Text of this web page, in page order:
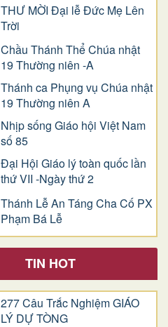
THƯ MỜI Đại lễ Đức Mẹ Lên
Trời
Chầu Thánh Thể Chúa nhật
19 Thường niên -A
Thánh ca Phụng vụ Chúa nhật
19 Thường niên A
Nhịp sống Giáo hội Việt Nam
số 85
Đại Hội Giáo lý toàn quốc lần
thứ VII -Ngày thứ 2
Thánh Lễ An Táng Cha Cố PX
Phạm Bá Lễ
TIN HOT
277 Câu Trắc Nghiệm GIÁO
LÝ DỰ TÒNG